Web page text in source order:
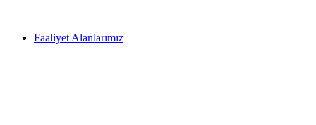
Faaliyet Alanlarımız